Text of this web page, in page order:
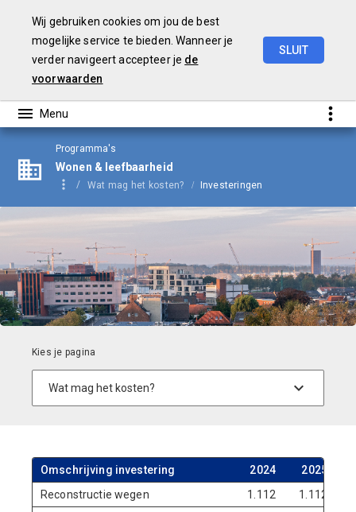
Wij gebruiken cookies om jou de best
mogelijke service te bieden. Wanneer je
verder navigeert accepteer je de
voorwaarden
SLUIT
Programma's
Wonen & leefbaarheid
Wat mag het kosten? Investeringen
Omschrijving investering 2024 2025
Reconstructie wegen
1.112 1.112